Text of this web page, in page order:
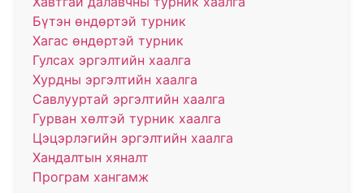
Бүтэн өндөртэй турник
Хагас өндөртэй турник
Гулсах эргэлтийн хаалга
Хурдны эргэлтийн хаалга
Савлууртай эргэлтийн хаалга
Гурван хөлтэй турник хаалга
Цэцэрлэгийн эргэлтийн хаалга
Хандалтын хяналт
Програм хангамж